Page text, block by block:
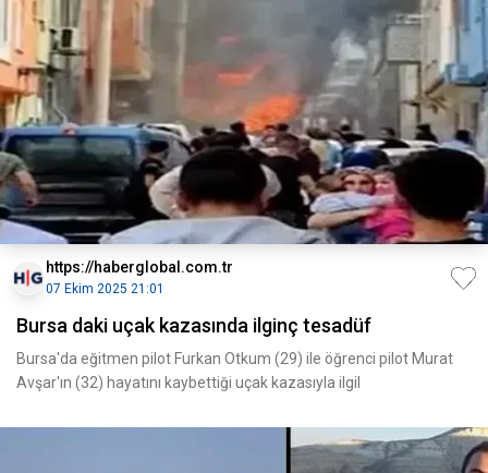
https://haberglobal.com.tr
07 Ekim 2025 21:01
Bursa daki uçak kazasında ilginç tesadüf
Bursa'da eğitmen pilot Furkan Otkum (29) ile öğrenci pilot Murat
Avşar'ın (32) hayatını kaybettiği uçak kazasıyla ilgil